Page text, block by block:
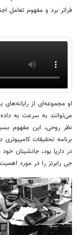
فراتر برد و مفهوم تعامل
او مجموعه‌ای از
می‌توانند به سرعت به
جی رابرتز را در مورد